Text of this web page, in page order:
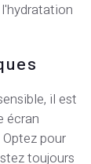
il est
écran
pour
toujours